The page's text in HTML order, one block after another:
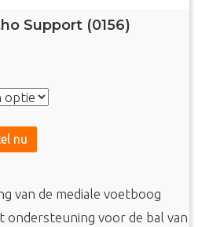
Support (0156)
nu
van de mediale voetboog
ondersteuning voor de bal van